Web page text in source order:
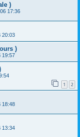
)
17:36
20:03
)
19:57
1 2
18:48
13:34